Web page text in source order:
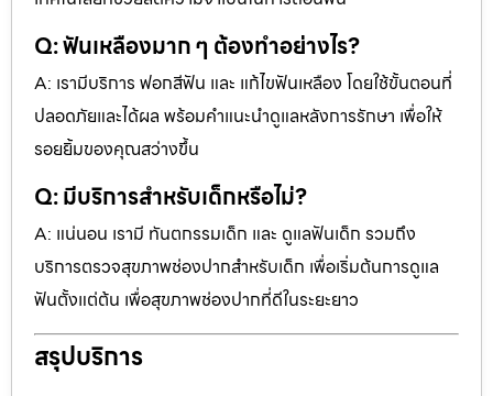
Q: ฟันเหลืองมาก ๆ ต้องทำอย่างไร?
A: เรามีบริการ ฟอกสีฟัน และ แก้ไขฟันเหลือง โดยใช้ขั้นตอนที่
ปลอดภัยและได้ผล พร้อมคำแนะนำดูแลหลังการรักษา เพื่อให้
รอยยิ้มของคุณสว่างขึ้น
Q: มีบริการสำหรับเด็กหรือไม่?
A: แน่นอน เรามี ทันตกรรมเด็ก และ ดูแลฟันเด็ก รวมถึง
บริการตรวจสุขภาพช่องปากสำหรับเด็ก เพื่อเริ่มต้นการดูแล
ฟันตั้งแต่ต้น เพื่อสุขภาพช่องปากที่ดีในระยะยาว
สรุปบริการ